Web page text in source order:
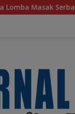
Kebakaran